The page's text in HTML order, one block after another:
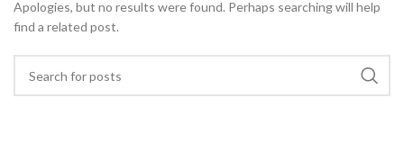
Apologies, but no results were found. Perhaps searching will help
find a related post.